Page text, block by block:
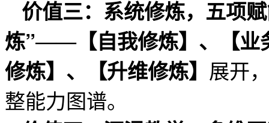
价值三：系统修炼，五项
炼”——【自我修炼】、【
修炼】、【升维修炼】 展开
整能力图谱。